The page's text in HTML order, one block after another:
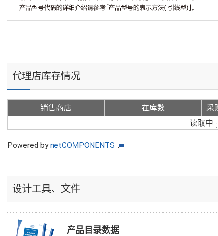
代理店库存情况
销售商店 在库数
采
读取中
Powered bynetCOMPONENTS
设计工具、文件
产品目录数据